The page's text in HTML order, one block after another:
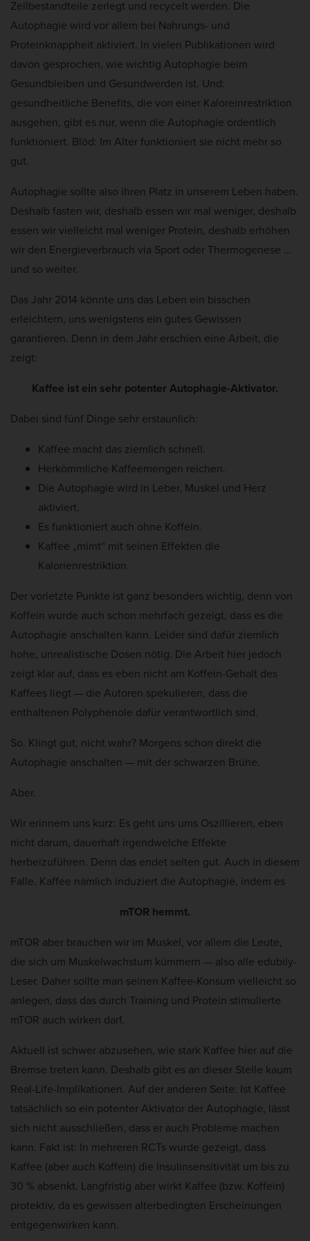
t
e
t
u
a
l
s
Zellbestandteile zerlegt und recycelt werden. Die
Autophagie wird vor allem bei Nahrungs- und
Proteinknappheit aktiviert. In vielen Publikationen wird
davon gesprochen, wie wichtig Autophagie beim
Gesundbleiben und Gesundwerden ist. Und:
gesundheitliche Benefits, die von einer Kaloreinrestriktion
ausgehen, gibt es nur, wenn die Autophagie ordentlich
funktioniert. Blöd: Im Alter funktioniert sie nicht mehr so
gut.
Autophagie sollte also ihren Platz in unserem Leben haben.
Deshalb fasten wir, deshalb essen wir mal weniger, deshalb
essen wir vielleicht mal weniger Protein, deshalb erhöhen
wir den Energieverbrauch via Sport oder Thermogenese …
und so weiter.
Das Jahr 2014 könnte uns das Leben ein bisschen
erleichtern, uns wenigstens ein gutes Gewissen
garantieren. Denn in dem Jahr erschien eine Arbeit, die
zeigt:
Kaffee ist ein sehr potenter Autophagie-Aktivator.
Dabei sind fünf Dinge sehr erstaunlich:
Kaffee macht das ziemlich schnell.
Herkömmliche Kaffeemengen reichen.
Die Autophagie wird in Leber, Muskel und Herz
aktiviert.
Es funktioniert auch ohne Koffein.
Kaffee „mimt“ mit seinen Effekten die
Kalorienrestriktion.
Der vorletzte Punkte ist ganz besonders wichtig, denn von
Koffein wurde auch schon mehrfach gezeigt, dass es die
Autophagie anschalten kann. Leider sind dafür ziemlich
hohe, unrealistische Dosen nötig. Die Arbeit hier jedoch
zeigt klar auf, dass es eben nicht am Koffein-Gehalt des
Kaffees liegt — die Autoren spekulieren, dass die
enthaltenen Polyphenole dafür verantwortlich sind.
So. Klingt gut, nicht wahr? Morgens schon direkt die
Autophagie anschalten — mit der schwarzen Brühe.
Aber.
Wir erinnern uns kurz: Es geht uns ums Oszillieren, eben
nicht darum, dauerhaft irgendwelche Effekte
herbeizuführen. Denn das endet selten gut. Auch in diesem
Falle. Kaffee nämlich induziert die Autophagie, indem es
mTOR hemmt.
mTOR aber brauchen wir im Muskel, vor allem die Leute,
die sich um Muskelwachstum kümmern — also alle edubily-
Leser. Daher sollte man seinen Kaffee-Konsum vielleicht so
anlegen, dass das durch Training und Protein stimulierte
mTOR auch wirken darf.
Aktuell ist schwer abzusehen, wie stark Kaffee hier auf die
Bremse treten kann. Deshalb gibt es an dieser Stelle kaum
Real-Life-Implikationen. Auf der anderen Seite: Ist Kaffee
tatsächlich so ein potenter Aktivator der Autophagie, lässt
sich nicht ausschließen, dass er auch Probleme machen
kann. Fakt ist: In mehreren RCTs wurde gezeigt, dass
Kaffee (aber auch Koffein) die Insulinsensitivität um bis zu
30 % absenkt. Langfristig aber wirkt Kaffee (bzw. Koffein)
protektiv, da es gewissen alterbedingten Erscheinungen
entgegenwirken kann.
Cookie-Informationen anzeigen
Marketing (5)
Marketing-Cookies werden von Drittanbietern oder Publishern verwendet,
um personalisierte Werbung anzuzeigen. Sie tun dies, indem sie Besucher
über Websites hinweg verfolgen.
Cookie-Informationen anzeigen
Externe Medien (2)
standardmäßig blockiert. Wenn Cookies von externen Medien akzeptiert
mehr.
Cookie-Informationen anzeigen
Datenschutzerklärung Impressum